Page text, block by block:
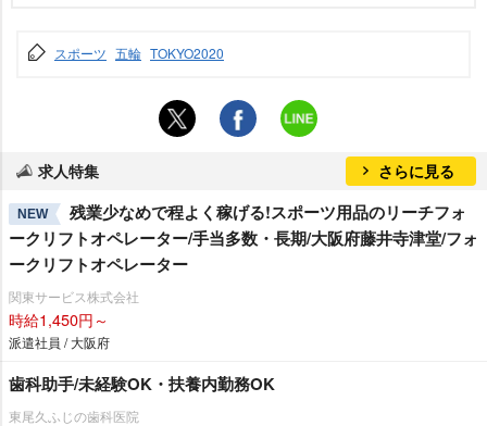
スポーツ 五輪 TOKYO2020
求人特集 さらに見る
NEW
残業少なめで程よく稼げる!スポーツ用品のリーチフォ
ークリフトオペレーター/手当多数・長期/大阪府藤井寺津堂/フォ
ークリフトオペレーター
関東サービス株式会社
時給1,450円～
派遣社員 / 大阪府
歯科助手/未経験OK・扶養内勤務OK
東尾久ふじの歯科医院